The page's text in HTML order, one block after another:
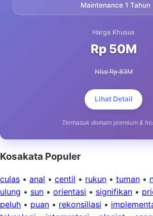
Maintenance 1 Tahun
Harga Khusus
Rp 50M
Nilai Rp 83M
Lihat Detail
Termasuk domain premium &
Kosakata Populer
culas • anal • centil • rukun • tuman •
ulung • sun • orientasi • signifikan •
peluh • puan • rekonsiliasi •